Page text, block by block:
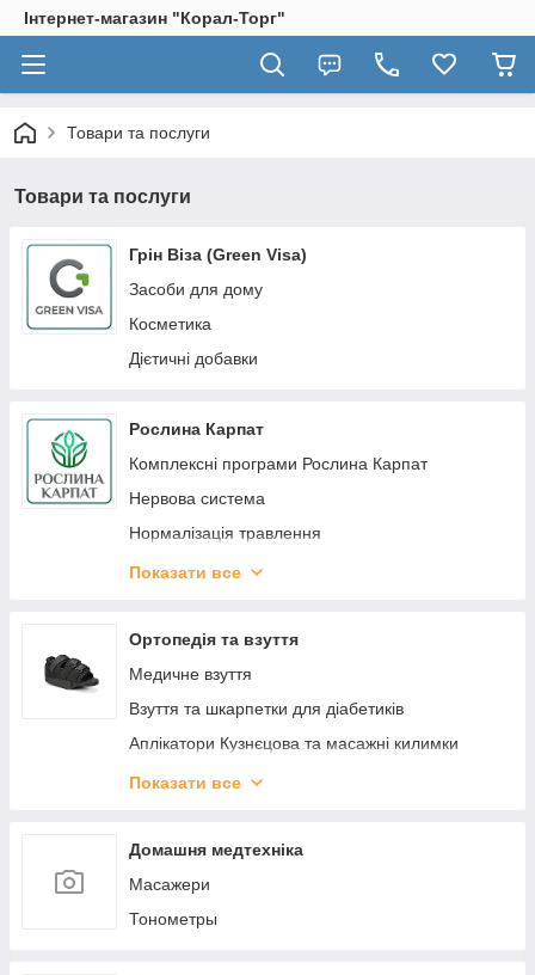
Інтернет-магазин "Корал-Торг"
Товари та послуги
Товари та послуги
Грін Віза (Green Visa)
Засоби для дому
Косметика
Дієтичні добавки
Рослина Карпат
Комплексні програми Рослина Карпат
Нервова система
Нормалізація травлення
ЕКО_ ДІМ
КОСМІТИЧНІ БАЛЬЗАМІ
ЗДОРОВ'Я
Показати все
Ортопедія та взуття
Медичне взуття
Взуття та шкарпетки для діабетиків
Аплікатори Кузнєцова та масажні килимки
Вальгусні шини, міжпальцеві перегородки
Ортопедичне взуття для дітей
Подушки ортопедичні
Устілки та підп'ятки
Показати все
Домашня медтехніка
Масажери
Тонометры